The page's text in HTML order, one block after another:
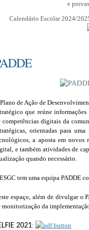
e
Calendário Escolar 2024/
de Ação de
que reúne
competências digitais da
orientadas para
a aposta em novos
e também atividades de
quando necessário.
tem uma equipa PADDE
espaço, além de divulgar o
monitorização da
2021: